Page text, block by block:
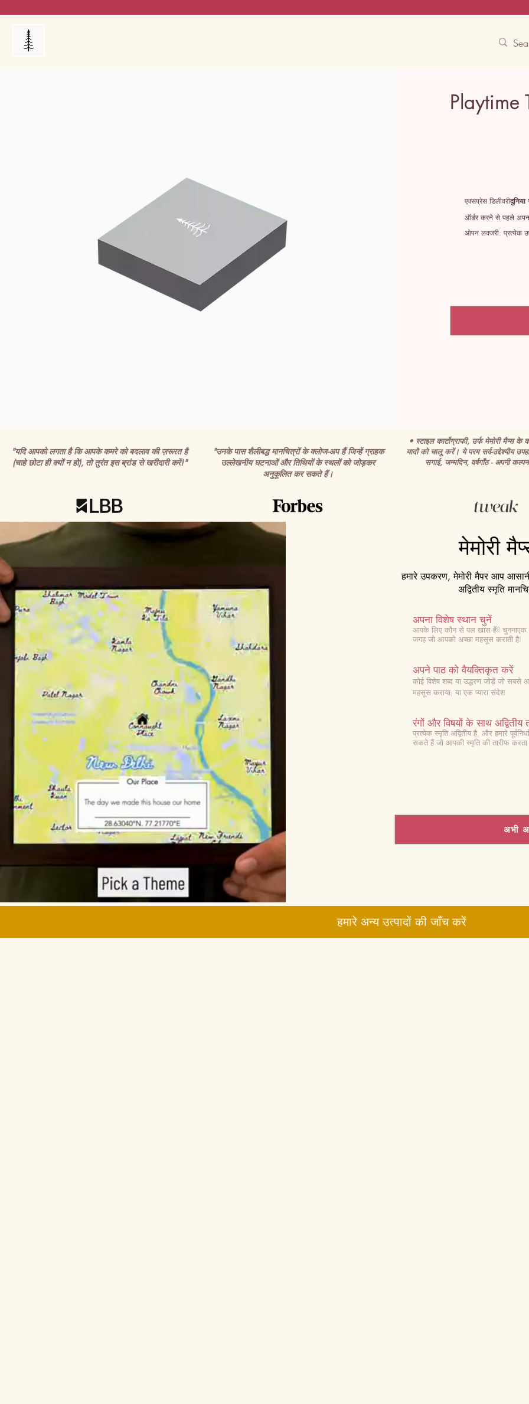
Playtime
एक्सप्रेस डिलीवरी
ऑर्डर करने से पहले
ओपन लक्जरी: प्रत्येक
"यदि आपको लगता है कि आपके कमरे को बदलाव की ज़रूरत है
(चाहे छोटा ही क्यों न हो), तो तुरंत इस ब्रांड से खरीदारी करें!"
"उनके पास शैलीबद्ध मानचित्रों के क्लोज-अप हैं जिन्हें ग्राहक
उल्लेखनीय घटनाओं और तिथियों के स्थलों को जोड़कर
अनुकूलित कर सकते हैं।
• स्टाइल कार्टोग्राफी, उर्फ मेमोरी मैप्स के
यादों को चालू करें। ये परम सर्व-उद्देश्यीय
सगाई, जन्मदिन, वर्षगाँठ - अपनी
मेमोरी
हमारे उपकरण, मेमोरी मैपर आप
अद्वितीय स्मृति
अपना विशेष स्थान चुनें
आपके लिए कौन से पल खास हैं? चुननाएक
जगह जो आपको अच्छा महसूस कराती है!
अपने पाठ को वैयक्तिकृत करें
कोई विशेष शब्द या उद्धरण जोड़ें जो सबसे
महसूस कराया, या एक प्यारा संदेश
रंगों और विषयों के साथ
प्रत्येक स्मृति अद्वितीय है, और हमारे
सकते हैं जो आपकी स्मृति की तारीफ करता
अभी
हमारे अन्य उत्पादों की जाँच करें